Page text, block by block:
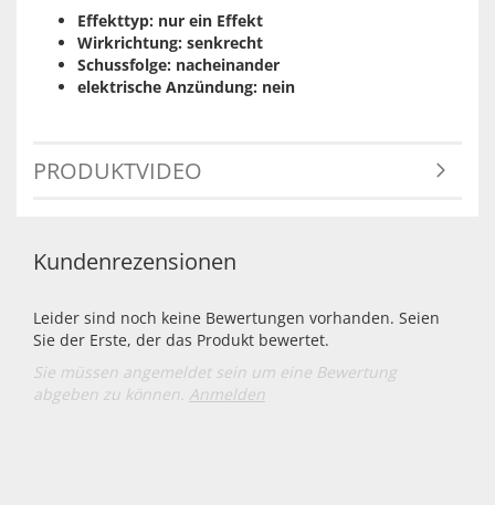
Effekttyp: nur ein Effekt
Wirkrichtung: senkrecht
Schussfolge: nacheinander
elektrische Anzündung: nein
PRODUKTVIDEO
Kundenrezensionen
Leider sind noch keine Bewertungen vorhanden. Seien
Sie der Erste, der das Produkt bewertet.
Sie müssen angemeldet sein um eine Bewertung
abgeben zu können. Anmelden